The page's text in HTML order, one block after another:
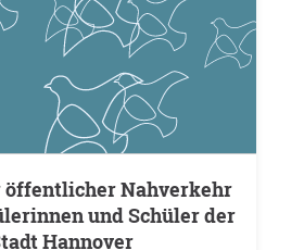
und Schüler der
Hannover